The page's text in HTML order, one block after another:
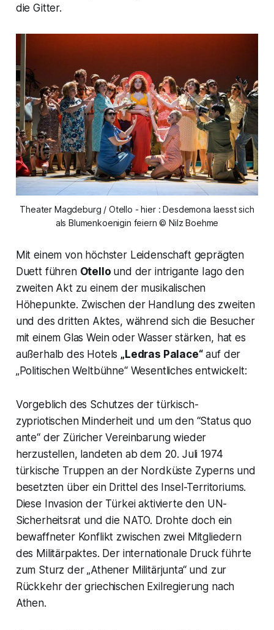
die Gitter.
Theater Magdeburg / Otello - hier : Desdemona laesst sich
als Blumenkoenigin feiern © Nilz Boehme
Mit einem von höchster Leidenschaft geprägten
Duett führen Otello und der intrigante Iago den
zweiten Akt zu einem der musikalischen
Höhepunkte. Zwischen der Handlung des zweiten
und des dritten Aktes, während sich die Besucher
mit einem Glas Wein oder Wasser stärken, hat es
außerhalb des Hotels „Ledras Palace“auf der
„Politischen Weltbühne“ Wesentliches entwickelt:
Vorgeblich des Schutzes der türkisch-
zypriotischen Minderheit und um den “Status quo
ante“ der Züricher Vereinbarung wieder
herzustellen, landeten ab dem 20. Juli 1974
türkische Truppen an der Nordküste Zyperns und
besetzten über ein Drittel des Insel-Territoriums.
Diese Invasion der Türkei aktivierte den UN-
Sicherheitsrat und die NATO. Drohte doch ein
bewaffneter Konflikt zwischen zwei Mitgliedern
des Militärpaktes. Der internationale Druck führte
zum Sturz der „Athener Militärjunta“ und zur
Rückkehr der griechischen Exilregierung nach
Athen.